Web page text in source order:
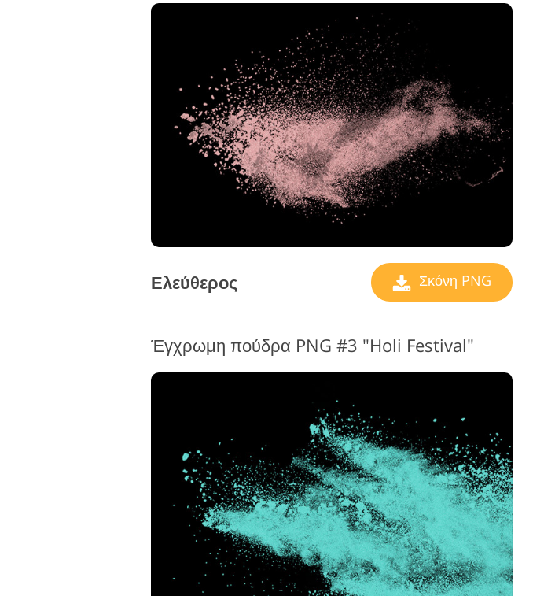
Επεξεργασία φωτογραφιών
προϊόντος
Επεξεργασία φωτογραφιών
κοσμημάτων
Ελεύθερος Σκόνη PNG
Έγχρωμη πούδρα PNG #3 "Holi Festival"